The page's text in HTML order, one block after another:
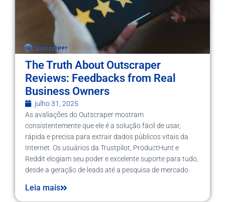
The Truth About Outscraper
Reviews: Feedbacks from Real
Business Owners
julho 31, 2025
As avaliações do Outscraper mostram
consistentemente que ele é a solução fácil de usar,
rápida e precisa para extrair dados públicos vitais da
Internet. Os usuários da Trustpilot, ProductHunt e
Reddit elogiam seu poder e excelente suporte para tudo,
desde a geração de leads até a pesquisa de mercado.
Leia mais